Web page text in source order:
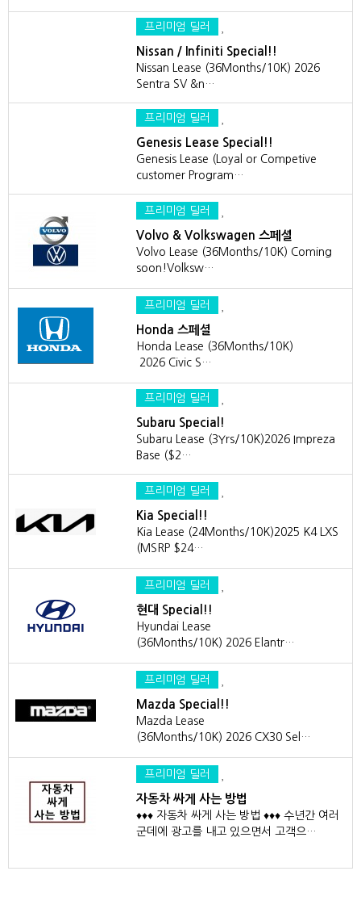
프리미엄 딜러
Nissan / Infiniti Special!!
Nissan Lease (36Months/10K) 2026
Sentra SV &n…
프리미엄 딜러
Genesis Lease Special!!
Genesis Lease (Loyal or Competive
customer Program…
프리미엄 딜러
Volvo & Volkswagen 스페셜
Volvo Lease (36Months/10K) Coming
soon!Volksw…
프리미엄 딜러
Honda 스페셜
Honda Lease (36Months/10K)
2026 Civic S…
프리미엄 딜러
Subaru Special!
Subaru Lease (3Yrs/10K)2026 Impreza
Base ($2…
프리미엄 딜러
Kia Special!!
Kia Lease (24Months/10K)2025 K4 LXS
(MSRP $24…
프리미엄 딜러
현대 Special!!
Hyundai Lease
(36Months/10K) 2026 Elantr…
프리미엄 딜러
Mazda Special!!
Mazda Lease
(36Months/10K) 2026 CX30 Sel…
프리미엄 딜러
자동차 싸게 사는 방법
♦♦♦ 자동차 싸게 사는 방법 ♦♦♦ 수년간 여러
군데에 광고를 내고 있으면서 고객으…